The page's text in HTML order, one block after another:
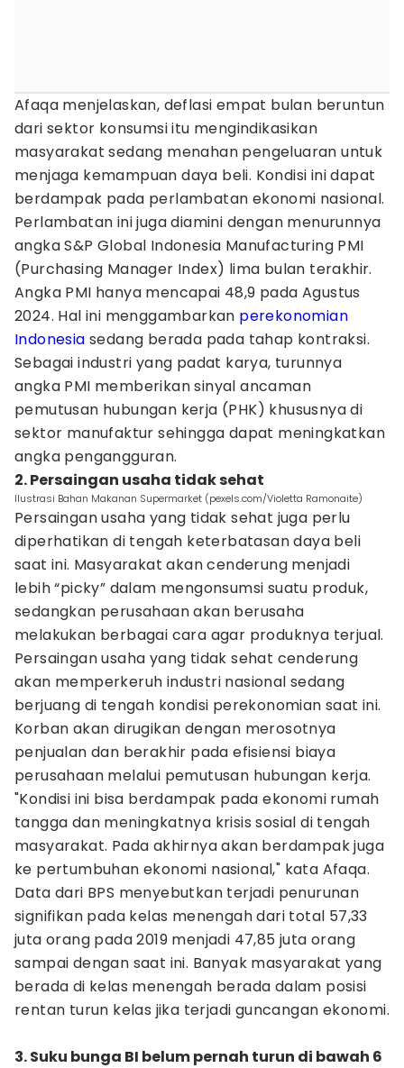
Afaqa menjelaskan, deflasi empat bulan beruntun
dari sektor konsumsi itu mengindikasikan
masyarakat sedang menahan pengeluaran untuk
menjaga kemampuan daya beli. Kondisi ini dapat
berdampak pada perlambatan ekonomi nasional.
Perlambatan ini juga diamini dengan menurunnya
angka S&P Global Indonesia Manufacturing PMI
(Purchasing Manager Index) lima bulan terakhir.
Angka PMI hanya mencapai 48,9 pada Agustus
2024. Hal ini menggambarkan perekonomian
Indonesia sedang berada pada tahap kontraksi.
Sebagai industri yang padat karya, turunnya
angka PMI memberikan sinyal ancaman
pemutusan hubungan kerja (PHK) khususnya di
sektor manufaktur sehingga dapat meningkatkan
angka pengangguran.
2. Persaingan usaha tidak sehat
Ilustrasi Bahan Makanan Supermarket (pexels.com/Violetta Ramonaite)
Persaingan usaha yang tidak sehat juga perlu
diperhatikan di tengah keterbatasan daya beli
saat ini. Masyarakat akan cenderung menjadi
lebih “picky” dalam mengonsumsi suatu produk,
sedangkan perusahaan akan berusaha
melakukan berbagai cara agar produknya terjual.
Persaingan usaha yang tidak sehat cenderung
akan memperkeruh industri nasional sedang
berjuang di tengah kondisi perekonomian saat ini.
Korban akan dirugikan dengan merosotnya
penjualan dan berakhir pada efisiensi biaya
perusahaan melalui pemutusan hubungan kerja.
"Kondisi ini bisa berdampak pada ekonomi rumah
tangga dan meningkatnya krisis sosial di tengah
masyarakat. Pada akhirnya akan berdampak juga
ke pertumbuhan ekonomi nasional," kata Afaqa.
Data dari BPS menyebutkan terjadi penurunan
signifikan pada kelas menengah dari total 57,33
juta orang pada 2019 menjadi 47,85 juta orang
sampai dengan saat ini. Banyak masyarakat yang
berada di kelas menengah berada dalam posisi
rentan turun kelas jika terjadi guncangan ekonomi.
3. Suku bunga BI belum pernah turun di bawah 6